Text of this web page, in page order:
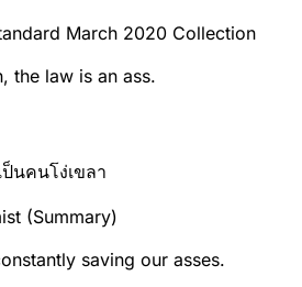
March 2020 Collection
the law is an ass.
นคนโง่เขลา
(Summary)
saving our asses.